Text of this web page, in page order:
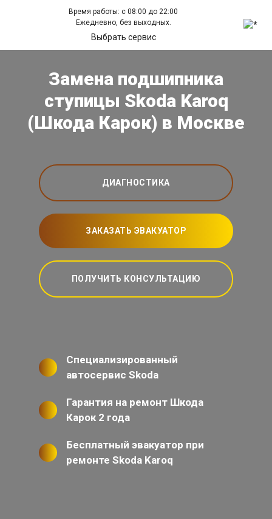
Время работы: с 08:00 до 22:00
Ежедневно, без выходных.
Выбрать сервис
Замена подшипника
ступицы Skoda Karoq
(Шкода Карок) в Москве
ДИАГНОСТИКА
ЗАКАЗАТЬ ЭВАКУАТОР
ПОЛУЧИТЬ КОНСУЛЬТАЦИЮ
Специализированный
автосервис Skoda
Гарантия на ремонт Шкода
Карок 2 года
Бесплатный эвакуатор при
ремонте Skoda Karoq